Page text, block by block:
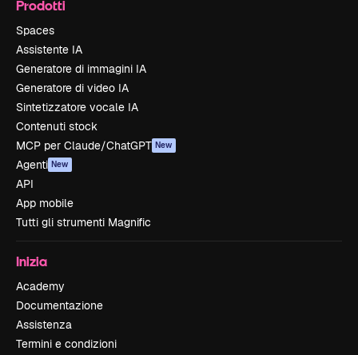
Prodotti
Spaces
Assistente IA
Generatore di immagini IA
Generatore di video IA
Sintetizzatore vocale IA
Contenuti stock
MCP per Claude/ChatGPT New
Agenti New
API
App mobile
Tutti gli strumenti Magnific
Inizia
Academy
Documentazione
Assistenza
Termini e condizioni